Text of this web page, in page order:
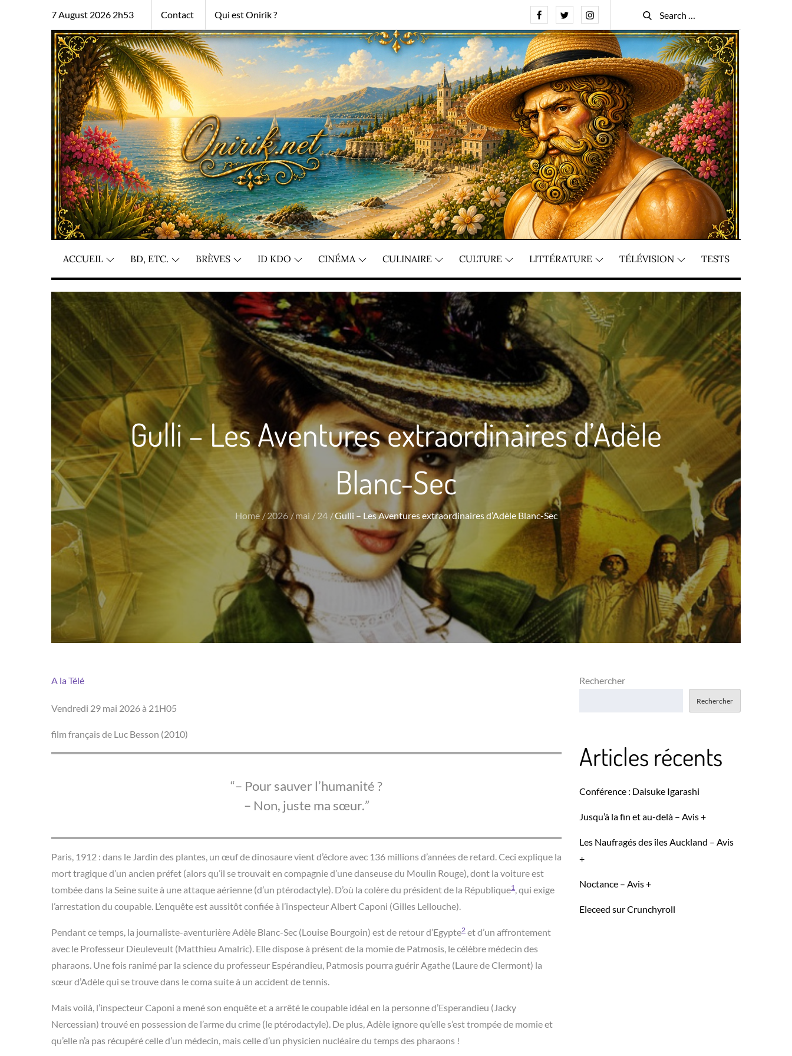
7 August 2026 2h53 Contact Qui est Onirik ? FacebookTwitterInstagram
Search
for:
Search
ACCUEIL BD, ETC. BRÈVES ID KDO CINÉMA CULINAIRE CULTURE LITTÉRATURE TÉLÉVISION TESTS
Gulli – Les Aventures extraordinaires d’Adèle
Blanc-Sec
Home 2026 mai 24 Gulli – Les Aventures extraordinaires d’Adèle Blanc-Sec
A la Télé
Vendredi 29 mai 2026 à 21H05
film français de Luc Besson (2010)
– Pour sauver l’humanité ?
– Non, juste ma sœur.
Paris, 1912 : dans le Jardin des plantes, un œuf de dinosaure vient d’éclore avec 136 millions d’années de retard. Ceci explique la
mort tragique d’un ancien préfet (alors qu’il se trouvait en compagnie d’une danseuse du Moulin Rouge), dont la voiture est
tombée dans la Seine suite à une attaque aérienne (d’un ptérodactyle). D’où la colère du président de la République1, qui exige
l’arrestation du coupable. L’enquête est aussitôt confiée à l’inspecteur Albert Caponi (Gilles Lellouche).
Pendant ce temps, la journaliste-aventurière Adèle Blanc-Sec (Louise Bourgoin) est de retour d’Egypte2 et d’un affrontement
avec le Professeur Dieuleveult (Matthieu Amalric). Elle dispose à présent de la momie de Patmosis, le célèbre médecin des
pharaons. Une fois ranimé par la science du professeur Espérandieu, Patmosis pourra guérir Agathe (Laure de Clermont) la
sœur d’Adèle qui se trouve dans le coma suite à un accident de tennis.
Mais voilà, l’inspecteur Caponi a mené son enquête et a arrêté le coupable idéal en la personne d’Esperandieu (Jacky
Nercessian) trouvé en possession de l’arme du crime (le ptérodactyle). De plus, Adèle ignore qu’elle s’est trompée de momie et
qu’elle n’a pas récupéré celle d’un médecin, mais celle d’un physicien nucléaire du temps des pharaons !
Rechercher
Rechercher
Articles récents
Conférence : Daisuke Igarashi
Jusqu’à la fin et au-delà – Avis +
Les Naufragés des îles Auckland – Avis
+
Noctance – Avis +
Eleceed sur Crunchyroll